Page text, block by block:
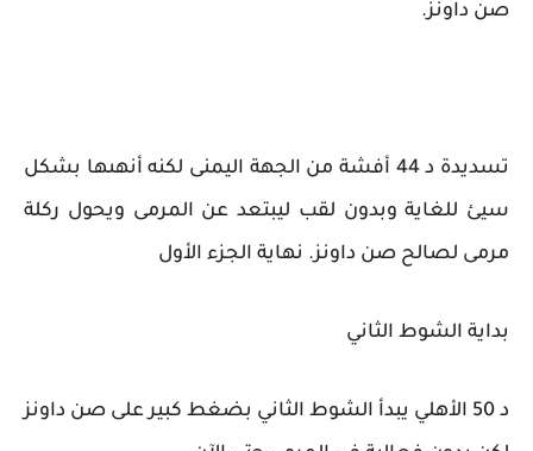
صن داونز.
تسديدة د 44 أفشة من الجهة اليمنى لكنه أنهىها بشكل
سيئ للغاية وبدون لقب ليبتعد عن المرمى ويحول ركلة
مرمى لصالح صن داونز. نهاية الجزء الأول
بداية الشوط الثاني
د 50 الأهلي يبدأ الشوط الثاني بضغط كبير على صن داونز